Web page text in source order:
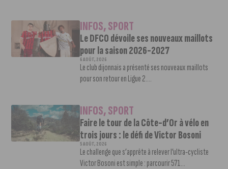
INFOS,SPORT
Le DFCO dévoile ses nouveaux maillots
pour la saison 2026-2027
6 AOÛT, 2026
Le club dijonnais a présenté ses nouveaux maillots
pour son retour en Ligue 2....
INFOS,SPORT
Faire le tour de la Côte-d’Or à vélo en
trois jours : le défi de Victor Bosoni
5 AOÛT, 2026
Le challenge que s’apprête à relever l’ultra-cycliste
Victor Bosoni est simple : parcourir 571...